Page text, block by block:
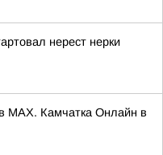
нерест нерки
MAX. Камчатка Онлайн в